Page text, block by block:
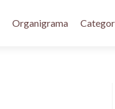
Organigrama